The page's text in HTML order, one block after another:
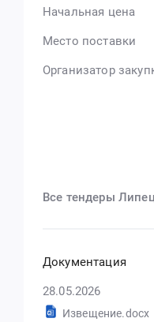
Начальная цена
Место поставки
Организатор
Все тендеры
Документация
28.05.2026
Извещение.docx